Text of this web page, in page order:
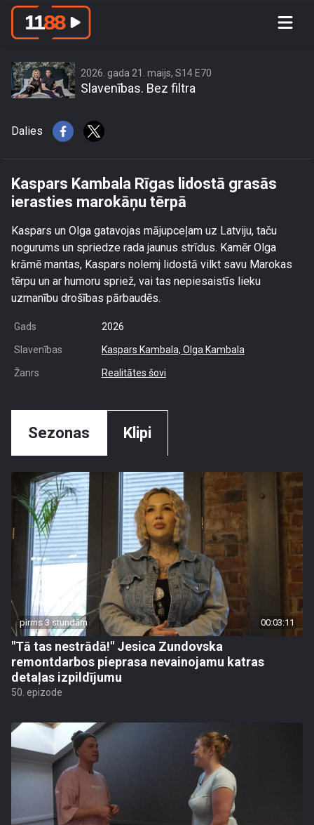
Kaspars Kambala Rīgas lidostā
2026. gada 21. maijs, S14 E70
Slavenības. Bez filtra
Dalies
Kaspars Kambala Rīgas lidostā grasās
ierasties marokāņu tērpā
Kaspars un Olga gatavojas mājupceļam uz Latviju, taču
nogurums un spriedze rada jaunus strīdus. Kamēr Olga
krāmē mantas, Kaspars nolemj lidostā vilkt savu Marokas
tērpu un ar humoru spriež, vai tas nepiesaistīs lieku
uzmanību drošības pārbaudēs.
Gads 2026
Slavenības Kaspars Kambala, Olga Kambala
Žanrs Realitātes šovi
Sezonas Klipi
pirms 3 stundām 00:03:11
"Tā tas nestrādā!" Jesica Zundovska
remontdarbos pieprasa nevainojamu katras
detaļas izpildījumu
50. epizode